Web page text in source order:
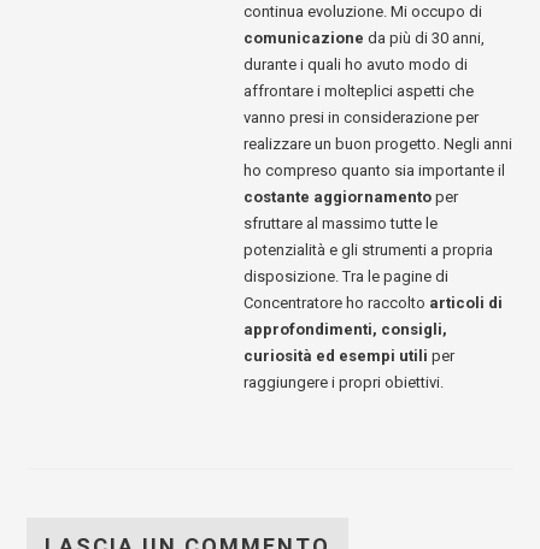
continua evoluzione. Mi occupo di
comunicazione da più di 30 anni,
durante i quali ho avuto modo di
affrontare i molteplici aspetti che
vanno presi in considerazione per
realizzare un buon progetto. Negli anni
ho compreso quanto sia importante il
costante aggiornamentoper
sfruttare al massimo tutte le
potenzialità e gli strumenti a propria
disposizione. Tra le pagine di
Concentratore ho raccolto articoli di
approfondimenti, consigli,
curiosità ed esempi utili per
raggiungere i propri obiettivi.